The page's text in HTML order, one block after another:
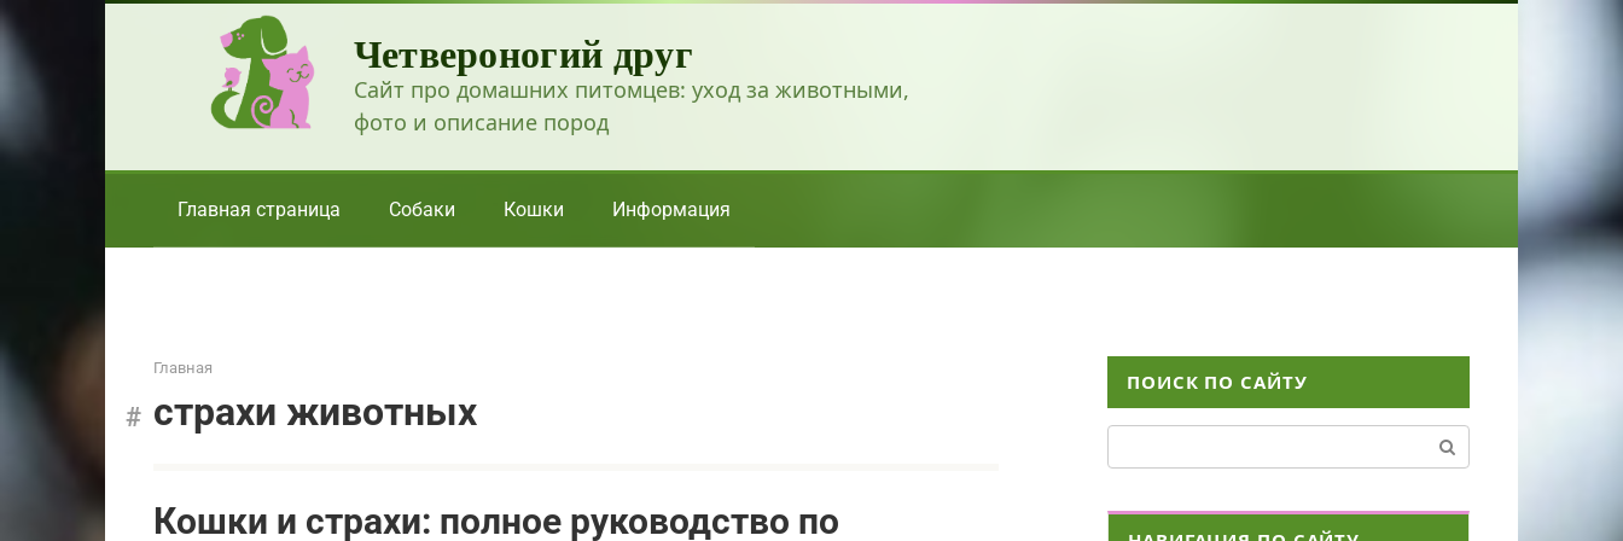
Перейти
Четвероногий друг
Сайт про домашних питомцев: уход за животными,
фото и описание пород
Главная страница Собаки Кошки Информация
Главная
страхи животных
Кошки и страхи: полное руководство по
ПОИСК ПО САЙТУ